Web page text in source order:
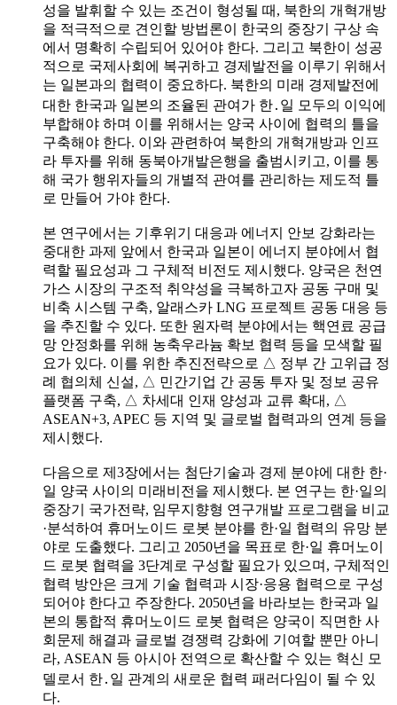
성을 발휘할 수 있는 조건이 형성될 때, 북한의 개혁개방
을 적극적으로 견인할 방법론이 한국의 중장기 구상 속
에서 명확히 수립되어 있어야 한다. 그리고 북한이 성공
적으로 국제사회에 복귀하고 경제발전을 이루기 위해서
는 일본과의 협력이 중요하다. 북한의 미래 경제발전에
대한 한국과 일본의 조율된 관여가 한․일 모두의 이익에
부합해야 하며 이를 위해서는 양국 사이에 협력의 틀을
구축해야 한다. 이와 관련하여 북한의 개혁개방과 인프
라 투자를 위해 동북아개발은행을 출범시키고, 이를 통
해 국가 행위자들의 개별적 관여를 관리하는 제도적 틀
로 만들어 가야 한다.
본 연구에서는 기후위기 대응과 에너지 안보 강화라는
중대한 과제 앞에서 한국과 일본이 에너지 분야에서 협
력할 필요성과 그 구체적 비전도 제시했다. 양국은 천연
가스 시장의 구조적 취약성을 극복하고자 공동 구매 및
비축 시스템 구축, 알래스카 LNG 프로젝트 공동 대응 등
을 추진할 수 있다. 또한 원자력 분야에서는 핵연료 공급
망 안정화를 위해 농축우라늄 확보 협력 등을 모색할 필
요가 있다. 이를 위한 추진전략으로 △ 정부 간 고위급 정
례 협의체 신설, △ 민간기업 간 공동 투자 및 정보 공유
플랫폼 구축, △ 차세대 인재 양성과 교류 확대, △
ASEAN+3, APEC 등 지역 및 글로벌 협력과의 연계 등을
제시했다.
다음으로 제3장에서는 첨단기술과 경제 분야에 대한 한·
일 양국 사이의 미래비전을 제시했다. 본 연구는 한·일의
중장기 국가전략, 임무지향형 연구개발 프로그램을 비교
·분석하여 휴머노이드 로봇 분야를 한·일 협력의 유망 분
야로 도출했다. 그리고 2050년을 목표로 한·일 휴머노이
드 로봇 협력을 3단계로 구성할 필요가 있으며, 구체적인
협력 방안은 크게 기술 협력과 시장·응용 협력으로 구성
되어야 한다고 주장한다. 2050년을 바라보는 한국과 일
본의 통합적 휴머노이드 로봇 협력은 양국이 직면한 사
회문제 해결과 글로벌 경쟁력 강화에 기여할 뿐만 아니
라, ASEAN 등 아시아 전역으로 확산할 수 있는 혁신 모
델로서 한․일 관계의 새로운 협력 패러다임이 될 수 있
다.